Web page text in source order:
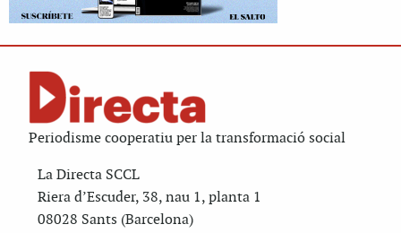
Periodisme cooperatiu per la transformació social
La Directa SCCL
Riera d’Escuder, 38, nau 1, planta 1
08028 Sants (Barcelona)